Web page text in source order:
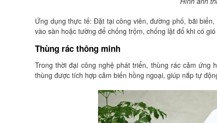
Ứng dụng thực tế: Đặt tại công viên, đường phố, bãi
vào sàn hoặc tường để chống trộm, chống lật đổ khi có
Thùng rác thông minh
Trong thời đại công nghệ phát triển, thùng rác cảm
thùng được tích hợp cảm biến hồng ngoại, giúp nắp tự